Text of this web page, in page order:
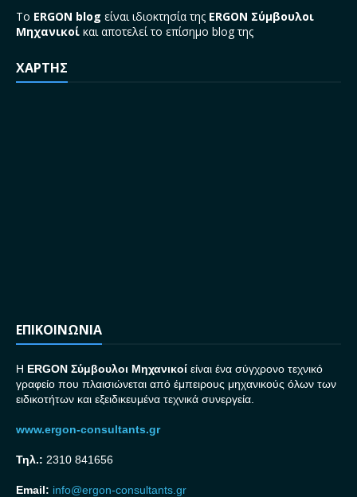
Το ERGON blog είναι ιδιοκτησία της ERGON Σύμβουλοι
Μηχανικοί και αποτελεί το επίσημο blog της
ΧΑΡΤΗΣ
ΕΠΙΚΟΙΝΩΝΙΑ
H ERGON Σύμβουλοι Μηχανικοί είναι ένα σύγχρονο τεχνικό
γραφείο που πλαισιώνεται από έμπειρους μηχανικούς όλων των
ειδικοτήτων και εξειδικευμένα τεχνικά συνεργεία.
www.ergon-consultants.gr
Τηλ.: 2310 841656
Email: info@ergon-consultants.gr